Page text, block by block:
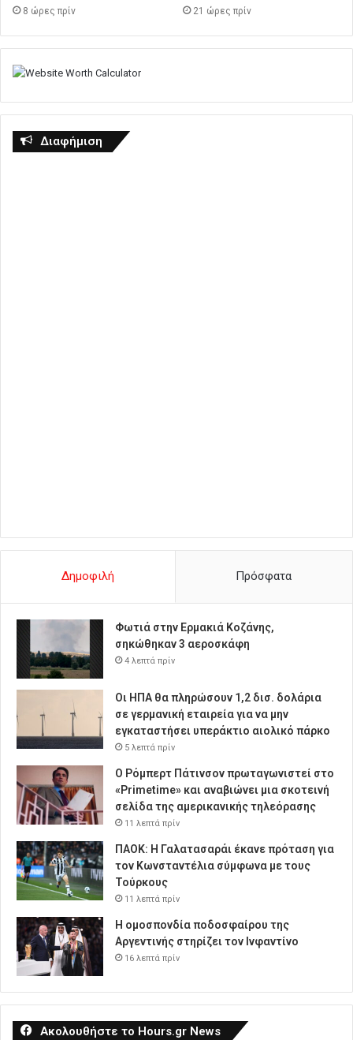
8 ώρες πρίν 21 ώρες πρίν
Διαφήμιση
Δημοφιλή Πρόσφατα
Φωτιά στην Ερμακιά Κοζάνης,
σηκώθηκαν 3 αεροσκάφη
4 λεπτά πρίν
Οι ΗΠΑ θα πληρώσουν 1,2 δισ. δολάρια
σε γερμανική εταιρεία για να μην
εγκαταστήσει υπεράκτιο αιολικό πάρκο
5 λεπτά πρίν
Ο Ρόμπερτ Πάτινσον πρωταγωνιστεί στο
«Primetime» και αναβιώνει μια σκοτεινή
σελίδα της αμερικανικής τηλεόρασης
11 λεπτά πρίν
ΠΑΟΚ: Η Γαλατασαράι έκανε πρόταση για
τον Κωνσταντέλια σύμφωνα με τους
Τούρκους
11 λεπτά πρίν
Η ομοσπονδία ποδοσφαίρου της
Αργεντινής στηρίζει τον Ινφαντίνο
16 λεπτά πρίν
Ακολουθήστε το Hours.gr News